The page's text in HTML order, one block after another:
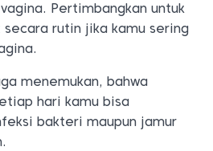
Pertimbangkan untuk
secara rutin jika kamu sering
menemukan, bahwa
hari kamu bisa
bakteri maupun jamur